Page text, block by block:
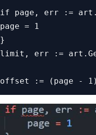
if page, err :=
page = 1
}
limit, err :=